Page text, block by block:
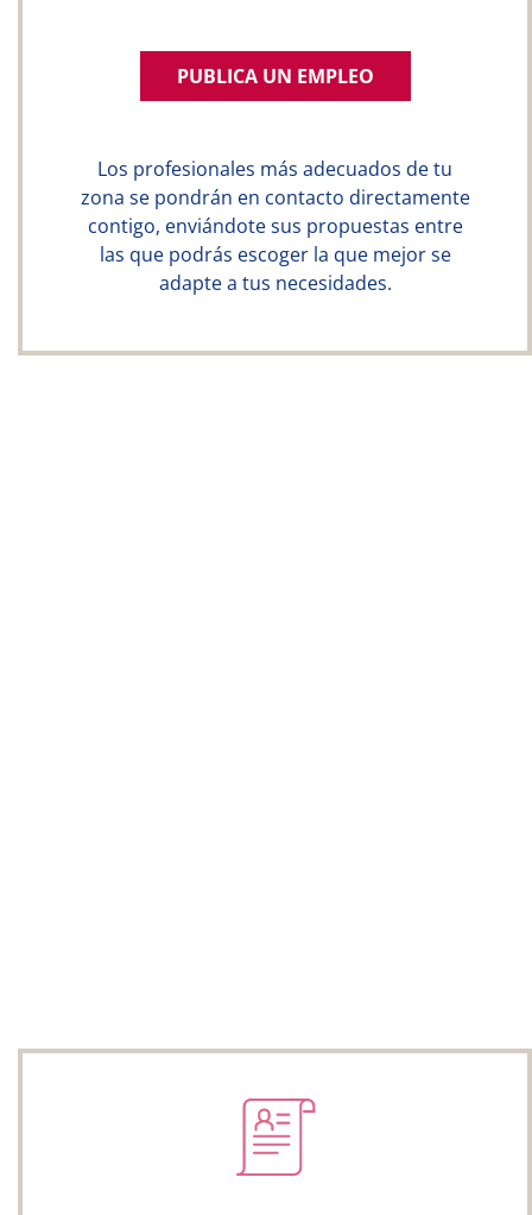
PUBLICA UN EMPLEO
Los profesionales más adecuados de tu
zona se pondrán en contacto directamente
contigo, enviándote sus propuestas entre
las que podrás escoger la que mejor se
adapte a tus necesidades.